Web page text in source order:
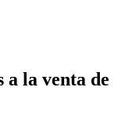
a la venta de